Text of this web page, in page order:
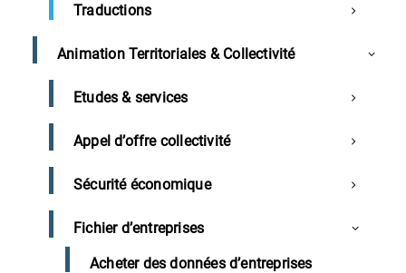
Traductions
Animation Territoriales & Collectivité
Etudes & services
Appel d’offre collectivité
Sécurité économique
Fichier d’entreprises
Acheter des données d’entreprises
Prix
1225€ Nets de taxes
Tarif en intra : 1 225€ Nets de taxes
Délai d’accès : 72h
Pré-requis : Aucun
Demander un devis
Partagez cette formation